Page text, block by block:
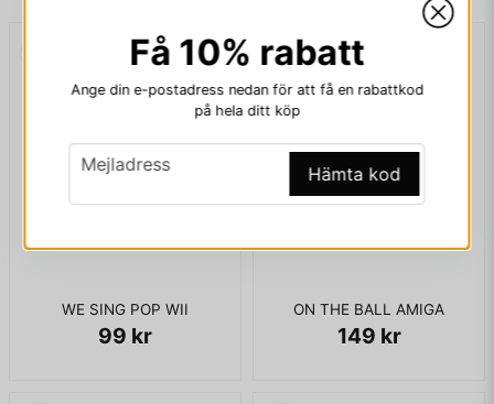
WE SING POP WII
99 kr
ON THE BALL AMIGA
149 kr
Ja, ni får publicera min fråga
Få 10% rabatt
Ange din e-postadress nedan för att få en rabattkod
på hela ditt köp
email
Mejladress Hämta kod